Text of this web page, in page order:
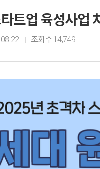
트업 육성사업
조회수14,749